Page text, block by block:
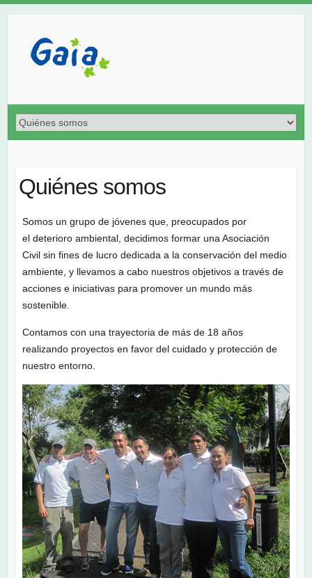
Quiénes somos
Somos un grupo de jóvenes que, preocupados por
el deterioro ambiental, decidimos formar una Asociación
Civil sin fines de lucro dedicada a la conservación del medio
ambiente, y llevamos a cabo nuestros objetivos a través de
acciones e iniciativas para promover un mundo más
sostenible.
Contamos con una trayectoria de más de 18 años
realizando proyectos en favor del cuidado y protección de
nuestro entorno.